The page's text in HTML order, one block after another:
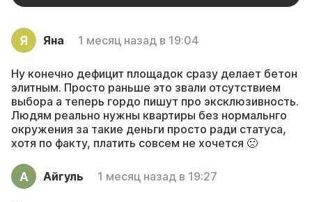
Яна 1 месяц назад в 19:04
Ну конечно дефицит площадок сразу делает бетон
элитным. Просто раньше это звали отсутствием
выбора а теперь гордо пишут про эксклюзивность.
Людям реально нужны квартиры без нормальнго
окружения за такие деньги просто ради статуса,
хотя по факту, платить совсем не хочется 🙁
Айгуль 1 месяц назад в 19:27